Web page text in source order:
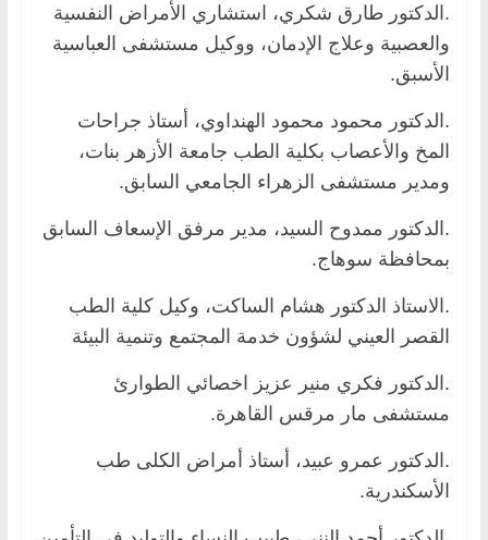
.الدكتور طارق شكري، استشاري الأمراض النفسية
والعصبية وعلاج الإدمان، ووكيل مستشفى العباسية
الأسبق.
.الدكتور محمود محمود الهنداوي، أستاذ جراحات
المخ والأعصاب بكلية الطب جامعة الأزهر بنات،
ومدير مستشفى الزهراء الجامعي السابق.
.الدكتور ممدوح السيد، مدير مرفق الإسعاف السابق
بمحافظة سوهاج.
.الاستاذ الدكتور هشام الساكت، وكيل كلية الطب
القصر العيني لشؤون خدمة المجتمع وتنمية البيئة
.الدكتور فكري منير عزيز اخصائي الطوارئ
مستشفى مار مرقس القاهرة.
.الدكتور عمرو عبيد، أستاذ أمراض الكلى طب
الأسكندرية.